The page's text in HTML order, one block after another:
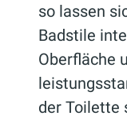
so lassen
Badstile
Oberfläche
der Toilette